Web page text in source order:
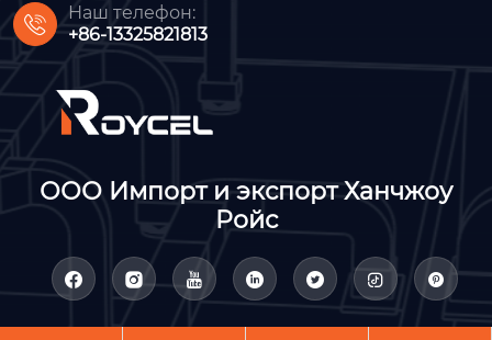

Наш телефон:
+86-13325821813
ООО Импорт и экспорт Ханчжоу
Ройс
      